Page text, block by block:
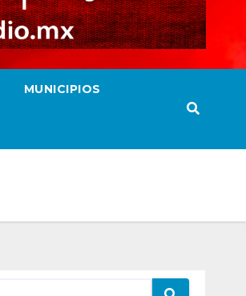
MUNICIPIOS